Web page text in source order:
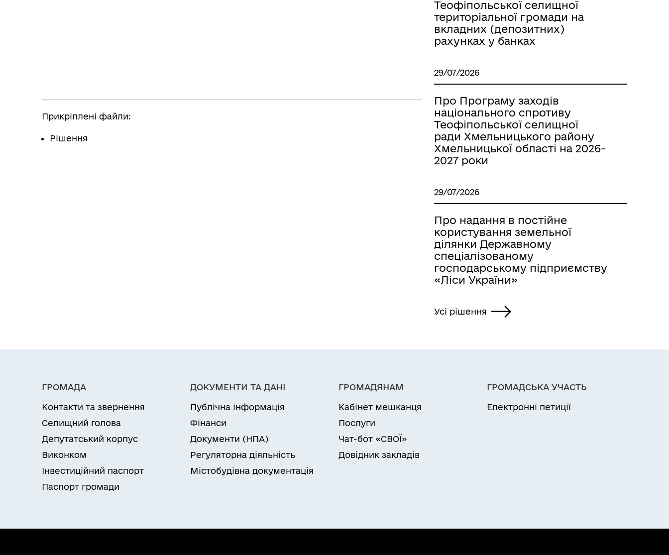
Прикріплені файли:
Рішення
Теофіпольської селищної
територіальної громади на
вкладних (депозитних)
рахунках у банках
29/07/2026
Про Програму заходів
національного спротиву
Теофіпольської селищної
ради Хмельницького району
Хмельницької області на 2026-
2027 роки
29/07/2026
Про надання в постійне
користування земельної
ділянки Державному
спеціалізованому
господарському підприємству
«Ліси України»
Усі рішення
ГРОМАДА
Контакти та звернення
Селищний голова
Депутатський корпус
Виконком
Інвестиційний паспорт
Паспорт громади
ДОКУМЕНТИ ТА ДАНІ
Публічна інформація
Фінанси
Документи (НПА)
Регуляторна діяльність
Містобудівна документація
ГРОМАДЯНАМ
Кабінет мешканця
Послуги
Чат-бот «СВОЇ»
Довідник закладів
ГРОМАДСЬКА УЧАСТЬ
Електронні петиції